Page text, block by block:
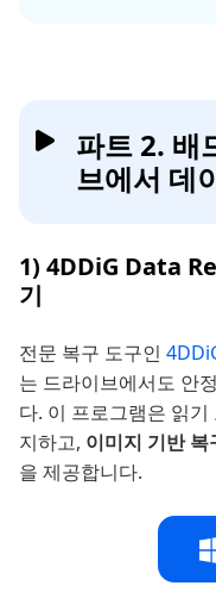
파트 2. 배
브에서 데
1) 4DDiG Data
기
전문 복구 도구인
는 드라이브에서도 안
다. 이 프로그램은 읽
지하고, 이미지 기반
을 제공합니다.